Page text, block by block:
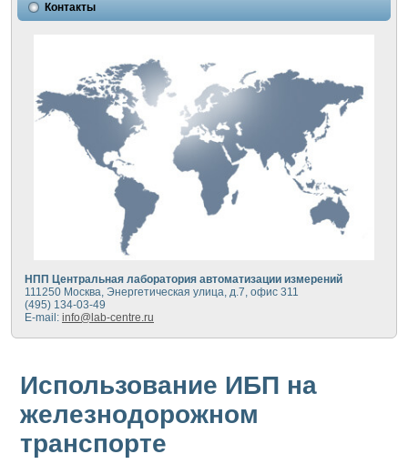
Контакты
НПП Центральная лаборатория автоматизации измерений
111250 Москва, Энергетическая улица, д.7, офис 311
(495) 134-03-49
E-mail: info@lab-centre.ru
Использование ИБП на
железнодорожном
транспорте